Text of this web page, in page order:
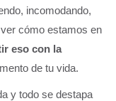
incomodando,
cómo estamos en
eso con la
de tu vida.
y todo se destapa